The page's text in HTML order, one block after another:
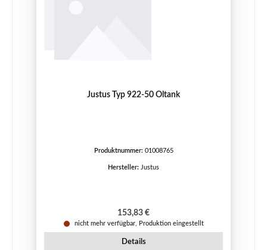
Justus Typ 922-50 Öltank
Produktnummer: 01008765
Hersteller: Justus
Regulärer Preis:
153,83 €
nicht mehr verfügbar, Produktion eingestellt
Details